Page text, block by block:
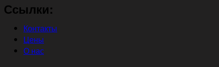
Ссылки:
Контакты
Цены
О нас